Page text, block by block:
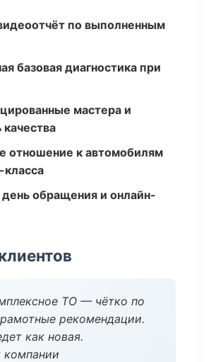
по выполненным
базовая диагностика при
мастера и
качества
отношение к автомобилям
обращения и онлайн-
ТО — чётко по
рекомендации.
как новая.